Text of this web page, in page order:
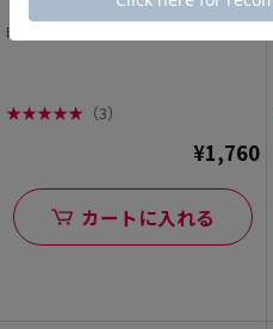
【インボイス制度対応スタンプ・浸透
印】一行印0560号 (5×60mm) ヨコ
★★★★★ （3）
¥1,760
カートに入れる